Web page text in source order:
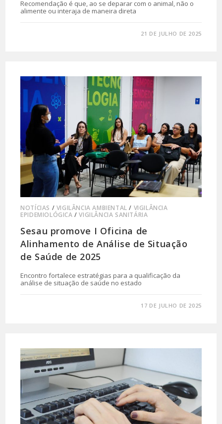
Recomendação é que, ao se deparar com o animal, não o
alimente ou interaja de maneira direta
21 DE JULHO DE 2025
NOTÍCIAS / VIGILÂNCIA AMBIENTAL / VIGILÂNCIA
EPIDEMIOLÓGICA /VIGILÂNCIA SANITÁRIA
Sesau promove I Oficina de
Alinhamento de Análise de Situação
de Saúde de 2025
Encontro fortalece estratégias para a qualificação da
análise de situação de saúde no estado
17 DE JULHO DE 2025